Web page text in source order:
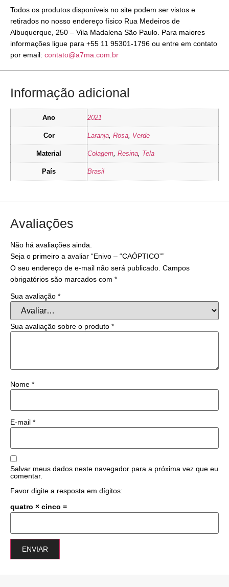
Todos os produtos disponíveis no site podem ser vistos e
retirados no nosso endereço físico Rua Medeiros de
Albuquerque, 250 – Vila Madalena São Paulo. Para maiores
informações ligue para +55 11 95301-1796 ou entre em contato
por email: contato@a7ma.com.br
Informação adicional
Ano 2021
Cor Laranja Rosa Verde
Material Colagem Resina Tela
País Brasil
Avaliações
Não há avaliações ainda.
Seja o primeiro a avaliar “Enivo – “CAÓPTICO””
O seu endereço de e-mail não será publicado. Campos
obrigatórios são marcados com *
Sua avaliação *
Sua avaliação sobre o produto *
Nome *
E-mail *
Salvar meus dados neste navegador para a próxima vez que eu
comentar.
Favor digite a resposta em dígitos:
quatro × cinco =